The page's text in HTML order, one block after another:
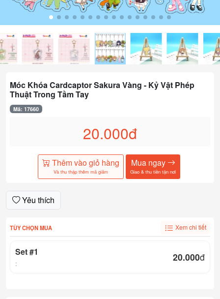
Móc Khóa Cardcaptor Sakura Vàng - Kỷ Vật Phép
Thuật Trong Tầm Tay
Mã: 17660
20.000đ
Thêm vào giỏ hàng
Và thu thập thêm mã giảm
Mua ngay
Giao & thu tiền tận nơi
Yêu thích
TÙY CHỌN MUA Xem chi tiết
Set #1
:
20.000đ